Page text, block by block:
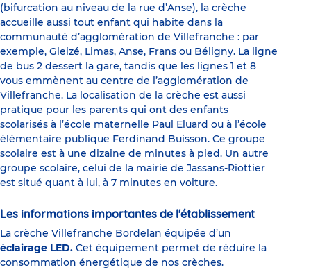
(bifurcation au niveau de la rue d’Anse), la crèche
accueille aussi tout enfant qui habite dans la
communauté d’agglomération de Villefranche : par
exemple, Gleizé, Limas, Anse, Frans ou Béligny. La ligne
de bus 2 dessert la gare, tandis que les lignes 1 et 8
vous emmènent au centre de l’agglomération de
Villefranche. La localisation de la crèche est aussi
pratique pour les parents qui ont des enfants
scolarisés à l’école maternelle Paul Eluard ou à l’école
élémentaire publique Ferdinand Buisson. Ce groupe
scolaire est à une dizaine de minutes à pied. Un autre
groupe scolaire, celui de la mairie de Jassans-Riottier
est situé quant à lui, à 7 minutes en voiture.
Les informations importantes de l'établissement
La crèche Villefranche Bordelan équipée d’un
éclairage LED. Cet équipement permet de réduire la
consommation énergétique de nos crèches.